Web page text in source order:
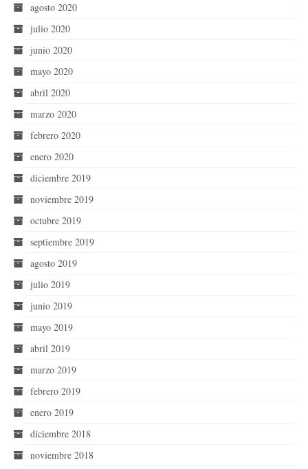
agosto 2020
julio 2020
junio 2020
mayo 2020
abril 2020
marzo 2020
febrero 2020
enero 2020
diciembre 2019
noviembre 2019
octubre 2019
septiembre 2019
agosto 2019
julio 2019
junio 2019
mayo 2019
abril 2019
marzo 2019
febrero 2019
enero 2019
diciembre 2018
noviembre 2018